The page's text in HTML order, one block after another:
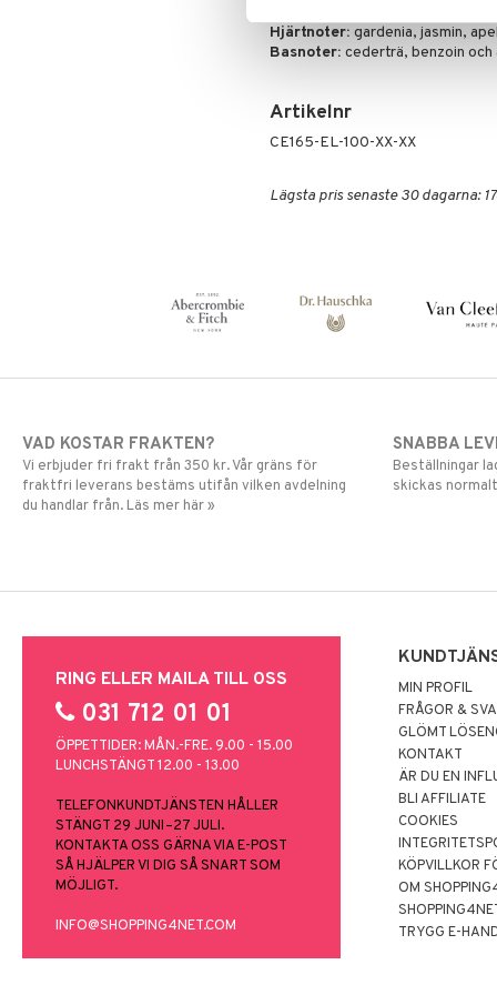
Hjärtnoter: gardenia, jasmin,
Basnoter: cederträ, benzoin
Artikelnr
CE165-EL-100-XX-XX
Lägsta pris senaste 30 dagarna:
VAD KOSTAR FRAKTEN?
Vi erbjuder fri frakt från 350 kr. Vår gräns för
fraktfri leverans bestäms utifån vilken avdelning
du handlar från. Läs mer här »
SNABBA
Beställningar
skickas
RING ELLER MAILA TILL OSS
031 712 01 01
ÖPPETTIDER: MÅN.-FRE. 9.00 - 15.00
LUNCHSTÄNGT 12.00 - 13.00
TELEFONKUNDTJÄNSTEN HÅLLER
STÄNGT 29 JUNI–27 JULI.
KONTAKTA OSS GÄRNA VIA E-POST
SÅ HJÄLPER VI DIG SÅ SNART SOM
MÖJLIGT.
INFO@SHOPPING4NET.COM
MIN PROFIL
FRÅGOR &
GLÖMT
KONTAKT
ÄR DU EN
BLI AFFILIATE
COOKIES
KÖPVILLKOR
OM
TRYGG E-